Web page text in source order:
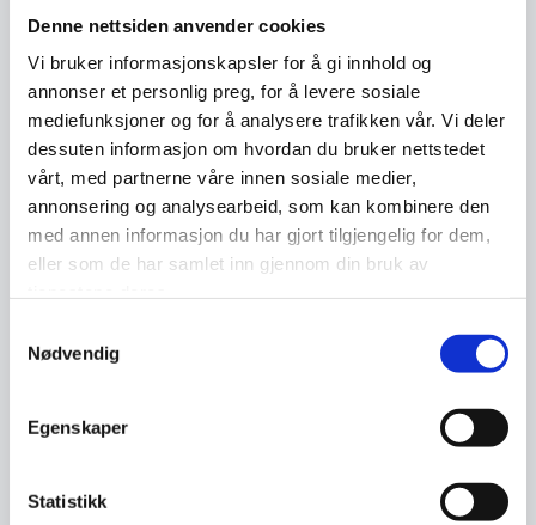
Denne nettsiden anvender cookies
Vi bruker informasjonskapsler for å gi innhold og
annonser et personlig preg, for å levere sosiale
mediefunksjoner og for å analysere trafikken vår. Vi deler
dessuten informasjon om hvordan du bruker nettstedet
vårt, med partnerne våre innen sosiale medier,
annonsering og analysearbeid, som kan kombinere den
med annen informasjon du har gjort tilgjengelig for dem,
eller som de har samlet inn gjennom din bruk av
Nødvendig
Egenskaper
Statistikk
Facebook-profilen, spesielt for de som
ikke er vennene dine. …
kontoer på Facebook